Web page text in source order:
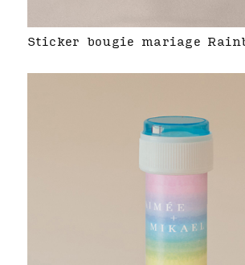
Sticker bougie mariage